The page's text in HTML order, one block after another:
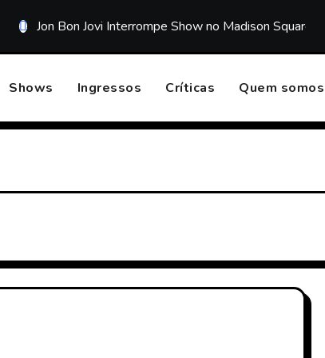
Jon Bon Jovi Interrompe Show no Madison Square
Shows Ingressos Críticas Quem somos